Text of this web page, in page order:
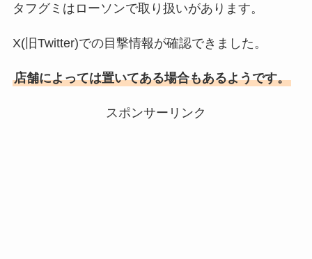
タフグミ はローソンで取り扱いがあります。
X(旧Twitter)での目撃情報が確認できました。
店舗によっては置いてある場合もあるようです。
スポンサーリンク